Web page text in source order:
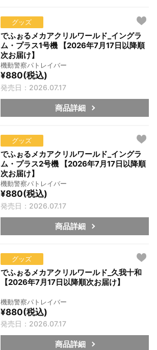
グッズ
でふぉるメカアクリルワールド_イングラ
ム・プラス1号機 【2026年7月17日以降順
次お届け】
機動警察パトレイバー
¥880(税込)
発売日：2026.07.17
商品詳細
グッズ
でふぉるメカアクリルワールド_イングラ
ム・プラス2号機 【2026年7月17日以降順
次お届け】
機動警察パトレイバー
¥880(税込)
発売日：2026.07.17
商品詳細
グッズ
でふぉるメカアクリルワールド_久我十和
【2026年7月17日以降順次お届け】
機動警察パトレイバー
¥880(税込)
発売日：2026.07.17
商品詳細